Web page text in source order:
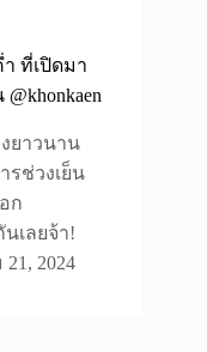
ที่เปิดมา
ยาวนาน
รช่วงเย็น
ก
เลยจ้า!
2024